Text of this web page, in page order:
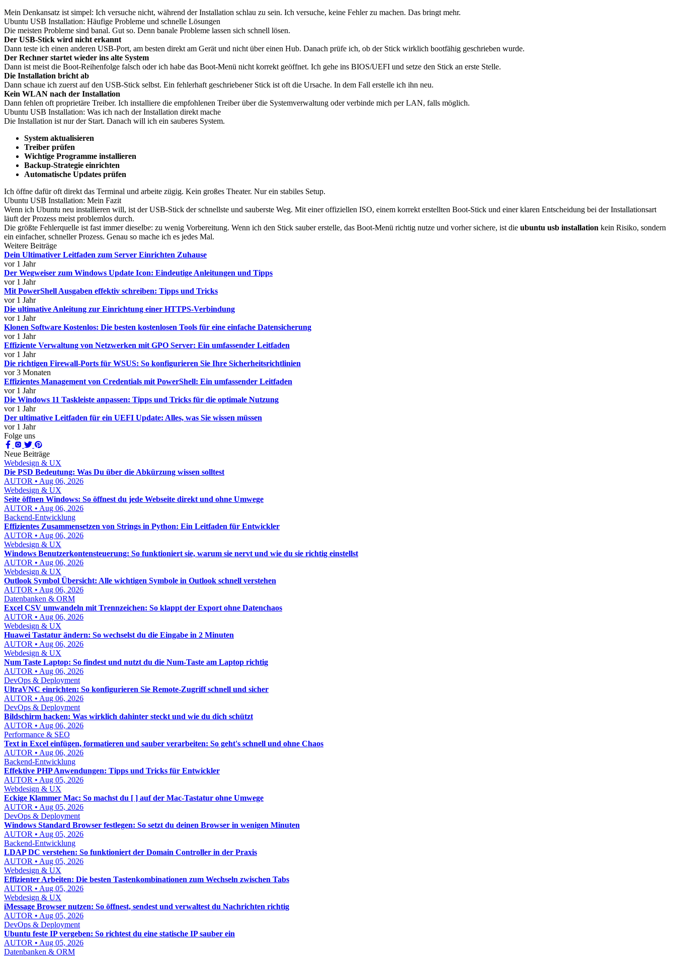
Mein Denkansatz ist simpel: Ich versuche nicht, während der Installation schlau zu sein. Ich versuche, keine Fehler zu machen. Das bringt mehr.
Ubuntu USB Installation: Häufige Probleme und schnelle Lösungen
Die meisten Probleme sind banal. Gut so. Denn banale Probleme lassen sich schnell lösen.
Der USB-Stick wird nicht erkannt
Dann teste ich einen anderen USB-Port, am besten direkt am Gerät und nicht über einen Hub. Danach prüfe ich, ob der Stick wirklich bootfähig geschrieben wurde.
Der Rechner startet wieder ins alte System
Dann ist meist die Boot-Reihenfolge falsch oder ich habe das Boot-Menü nicht korrekt geöffnet. Ich gehe ins BIOS/UEFI und setze den Stick an erste Stelle.
Die Installation bricht ab
Dann schaue ich zuerst auf den USB-Stick selbst. Ein fehlerhaft geschriebener Stick ist oft die Ursache. In dem Fall erstelle ich ihn neu.
Kein WLAN nach der Installation
Dann fehlen oft proprietäre Treiber. Ich installiere die empfohlenen Treiber über die Systemverwaltung oder verbinde mich per LAN, falls möglich.
Ubuntu USB Installation: Was ich nach der Installation direkt mache
Die Installation ist nur der Start. Danach will ich ein sauberes System.
System aktualisieren
Treiber prüfen
Wichtige Programme installieren
Backup-Strategie einrichten
Automatische Updates prüfen
Ich öffne dafür oft direkt das Terminal und arbeite zügig. Kein großes Theater. Nur ein stabiles Setup.
Ubuntu USB Installation: Mein Fazit
Wenn ich Ubuntu neu installieren will, ist der USB-Stick der schnellste und sauberste Weg. Mit einer offiziellen ISO, einem korrekt erstellten Boot-Stick und einer klaren Entscheidung bei der Installationsart
läuft der Prozess meist problemlos durch.
Die größte Fehlerquelle ist fast immer dieselbe: zu wenig Vorbereitung. Wenn ich den Stick sauber erstelle, das Boot-Menü richtig nutze und vorher sichere, ist die ubuntu usb installation kein Risiko, sondern
ein einfacher, schneller Prozess. Genau so mache ich es jedes Mal.
Weitere Beiträge
Dein Ultimativer Leitfaden zum Server Einrichten Zuhause
vor 1 Jahr
Der Wegweiser zum Windows Update Icon: Eindeutige Anleitungen und Tipps
vor 1 Jahr
Mit PowerShell Ausgaben effektiv schreiben: Tipps und Tricks
vor 1 Jahr
Die ultimative Anleitung zur Einrichtung einer HTTPS-Verbindung
vor 1 Jahr
Klonen Software Kostenlos: Die besten kostenlosen Tools für eine einfache Datensicherung
vor 1 Jahr
Effiziente Verwaltung von Netzwerken mit GPO Server: Ein umfassender Leitfaden
vor 1 Jahr
Die richtigen Firewall-Ports für WSUS: So konfigurieren Sie Ihre Sicherheitsrichtlinien
vor 3 Monaten
Effizientes Management von Credentials mit PowerShell: Ein umfassender Leitfaden
vor 1 Jahr
Die Windows 11 Taskleiste anpassen: Tipps und Tricks für die optimale Nutzung
vor 1 Jahr
Der ultimative Leitfaden für ein UEFI Update: Alles, was Sie wissen müssen
vor 1 Jahr
Folge uns
Neue Beiträge
Webdesign & UX
Die PSD Bedeutung: Was Du über die Abkürzung wissen solltest
AUTOR • Aug 06, 2026
Webdesign & UX
Seite öffnen Windows: So öffnest du jede Webseite direkt und ohne Umwege
AUTOR • Aug 06, 2026
Backend-Entwicklung
Effizientes Zusammensetzen von Strings in Python: Ein Leitfaden für Entwickler
AUTOR • Aug 06, 2026
Webdesign & UX
Windows Benutzerkontensteuerung: So funktioniert sie, warum sie nervt und wie du sie richtig einstellst
AUTOR • Aug 06, 2026
Webdesign & UX
Outlook Symbol Übersicht: Alle wichtigen Symbole in Outlook schnell verstehen
AUTOR • Aug 06, 2026
Datenbanken & ORM
Excel CSV umwandeln mit Trennzeichen: So klappt der Export ohne Datenchaos
AUTOR • Aug 06, 2026
Webdesign & UX
Huawei Tastatur ändern: So wechselst du die Eingabe in 2 Minuten
AUTOR • Aug 06, 2026
Webdesign & UX
Num Taste Laptop: So findest und nutzt du die Num-Taste am Laptop richtig
AUTOR • Aug 06, 2026
DevOps & Deployment
UltraVNC einrichten: So konfigurieren Sie Remote-Zugriff schnell und sicher
AUTOR • Aug 06, 2026
DevOps & Deployment
Bildschirm hacken: Was wirklich dahinter steckt und wie du dich schützt
AUTOR • Aug 06, 2026
Performance & SEO
Text in Excel einfügen, formatieren und sauber verarbeiten: So geht's schnell und ohne Chaos
AUTOR • Aug 06, 2026
Backend-Entwicklung
Effektive PHP Anwendungen: Tipps und Tricks für Entwickler
AUTOR • Aug 05, 2026
Webdesign & UX
Eckige Klammer Mac: So machst du [ ] auf der Mac-Tastatur ohne Umwege
AUTOR • Aug 05, 2026
DevOps & Deployment
Windows Standard Browser festlegen: So setzt du deinen Browser in wenigen Minuten
AUTOR • Aug 05, 2026
Backend-Entwicklung
LDAP DC verstehen: So funktioniert der Domain Controller in der Praxis
AUTOR • Aug 05, 2026
Webdesign & UX
Effizienter Arbeiten: Die besten Tastenkombinationen zum Wechseln zwischen Tabs
AUTOR • Aug 05, 2026
Webdesign & UX
iMessage Browser nutzen: So öffnest, sendest und verwaltest du Nachrichten richtig
AUTOR • Aug 05, 2026
DevOps & Deployment
Ubuntu feste IP vergeben: So richtest du eine statische IP sauber ein
AUTOR • Aug 05, 2026
Datenbanken & ORM